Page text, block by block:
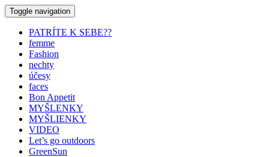
Toggle navigation
PATRÍTE K SEBE??
femme
Fashion
nechty
účesy
faces
Bon Appetit
MYŠLENKY
MYŠLIENKY
VIDEO
Let’s go outdoors
GreenSun